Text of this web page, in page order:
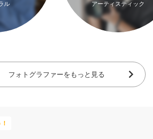
ル アーティスティック
フォトグラファーをもっと見る